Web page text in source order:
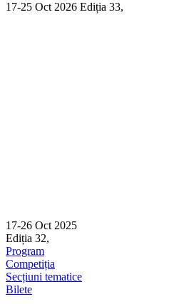
17-25 Oct 2026 Ediția 33,
17-26 Oct 2025
Ediția 32,
Program
Competiția
Secțiuni tematice
Bilete